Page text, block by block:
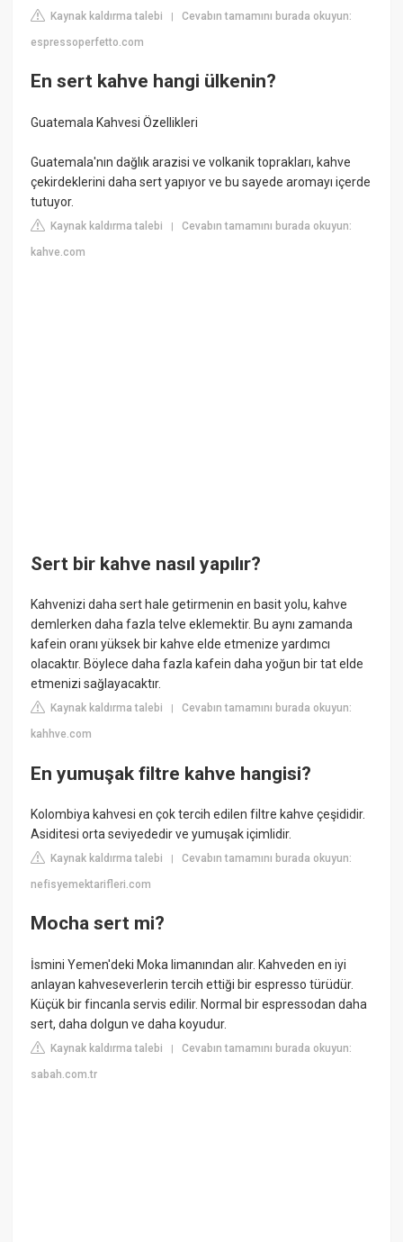
Kaynak kaldırma talebi |Cevabın tamamını burada okuyun:
espressoperfetto.com
En sert kahve hangi ülkenin?
Guatemala Kahvesi Özellikleri
Guatemala'nın dağlık arazisi ve volkanik toprakları, kahve
çekirdeklerini daha sert yapıyor ve bu sayede aromayı içerde
tutuyor.
Kaynak kaldırma talebi |Cevabın tamamını burada okuyun:
kahve.com
Sert bir kahve nasıl yapılır?
Kahvenizi daha sert hale getirmenin en basit yolu, kahve
demlerken daha fazla telve eklemektir. Bu aynı zamanda
kafein oranı yüksek bir kahve elde etmenize yardımcı
olacaktır. Böylece daha fazla kafein daha yoğun bir tat elde
etmenizi sağlayacaktır.
Kaynak kaldırma talebi |Cevabın tamamını burada okuyun:
kahhve.com
En yumuşak filtre kahve hangisi?
Kolombiya kahvesi en çok tercih edilen filtre kahve çeşididir.
Asiditesi orta seviyededir ve yumuşak içimlidir.
Kaynak kaldırma talebi |Cevabın tamamını burada okuyun:
nefisyemektarifleri.com
Mocha sert mi?
İsmini Yemen'deki Moka limanından alır. Kahveden en iyi
anlayan kahveseverlerin tercih ettiği bir espresso türüdür.
Küçük bir fincanla servis edilir. Normal bir espressodan daha
sert, daha dolgun ve daha koyudur.
Kaynak kaldırma talebi |Cevabın tamamını burada okuyun:
sabah.com.tr